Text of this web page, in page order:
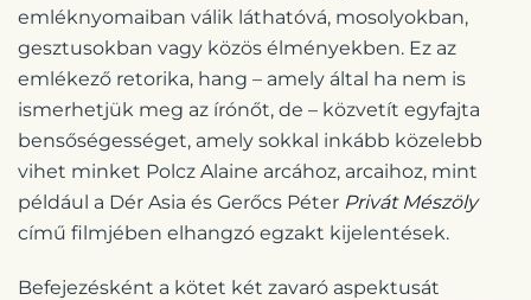
emléknyomaiban válik láthatóvá, mosolyokban,
gesztusokban vagy közös élményekben. Ez az
emlékező retorika, hang – amely által ha nem is
ismerhetjük meg az írónőt, de – közvetít egyfajta
bensőségességet, amely sokkal inkább közelebb
vihet minket Polcz Alaine arcához, arcaihoz, mint
például a Dér Asia és Gerőcs Péter Privát Mészöly
című filmjében elhangzó egzakt kijelentések.
Befejezésként a kötet két zavaró aspektusát